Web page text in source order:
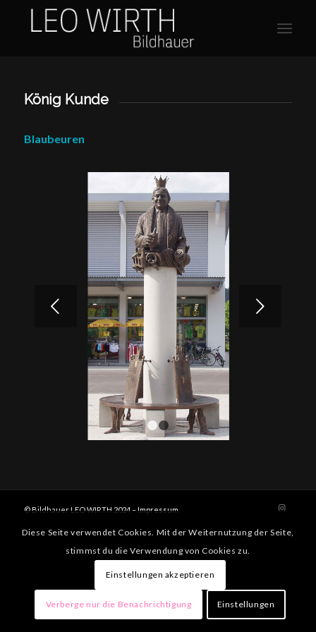
König Kunde
Blaubeuren
Weiter
1
© Bildhauer LEO WIRTH 2024 –Impressum
Diese Seite verwendet Cookies. Mit der Weiternutzung der Seite,
stimmst du die Verwendung von Cookies zu.
Einstellungen akzeptieren
Verberge nur die Benachrichtigung Einstellungen